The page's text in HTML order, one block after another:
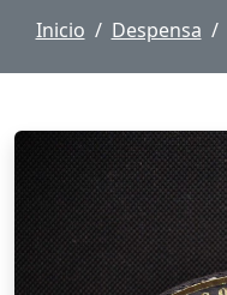
Inicio Despensa